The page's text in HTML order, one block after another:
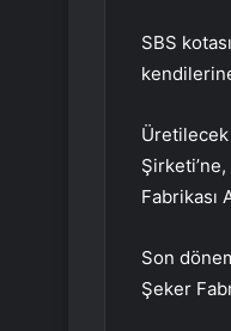
SBS
Üretilecek
Fabrikası
Son
Şeker